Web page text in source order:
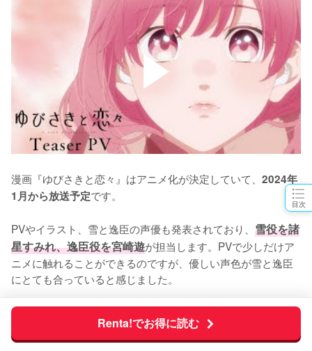
Renta!でお得に読む
目次
漫画『ゆびさきと恋々』はアニメ化が決定していて、 2024年
1月から放送予定です。
PVやイラスト、雪と逸臣の声優も発表されており、 雪役を諸
星すみれ、逸臣役を宮崎遊が担当します。PVで少しだけア
ニメに触れることができるのですが、優しい声色が雪と逸臣
にとても合っていると感じました。
作画も大変綺麗で、今から放送が待ち遠しいですね！